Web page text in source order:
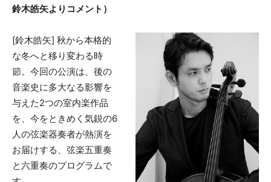
鈴木皓矢よりコメント）
[鈴木皓矢] 秋から本格的
な冬へと移り変わる時
節。今回の公演は、後の
音楽史に多大なる影響を
与えた2つの室内楽作品
を、今をときめく気鋭の6
人の弦楽器奏者が熱演を
お届けする、弦楽五重奏
と六重奏のプログラムで